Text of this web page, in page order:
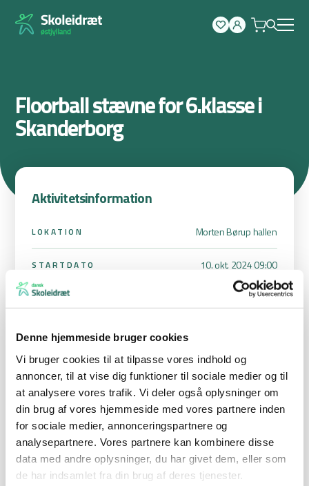
Denne hjemmeside bruger cookies
Vi bruger cookies til at tilpasse vores indhold og
annoncer, til at vise dig funktioner til sociale medier og til
at analysere vores trafik. Vi deler også oplysninger om
din brug af vores hjemmeside med vores partnere inden
for sociale medier, annonceringspartnere og
analysepartnere. Vores partnere kan kombinere disse
data med andre oplysninger, du har givet dem, eller som
de har indsamlet fra din brug af deres tjenester.
Floorball stævne for 6.klasse i
Skanderborg
Aktivitetsinformation
LOKATION Morten Børup hallen
STARTDATO 10. okt. 2024 09:00
SLUTDATO 10. okt. 2024 14:30
TILMELDINGSFRIST
KLASSE 6. klasse
STÆVNEANSVARLIG
Peter Hoff
peterhoff32@gmail.com